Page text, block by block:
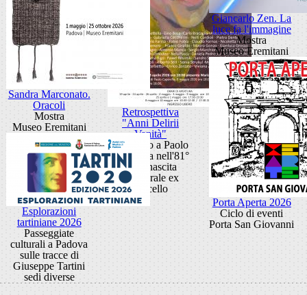
Retrospettiva
"Anni Delirii
Vanità"
Omaggio a Paolo
Capovilla nell'81°
della nascita
Cattedrale ex
Macello
Giancarlo Zen. La
luce fa l'immagine
Mostra
Museo Eremitani
Sandra Marconato.
Oracoli
Mostra
Museo Eremitani
Porta Aperta 2026
Ciclo di eventi
Porta San Giovanni
Esplorazioni
tartiniane 2026
Passeggiate
culturali a Padova
sulle tracce di
Giuseppe Tartini
sedi diverse